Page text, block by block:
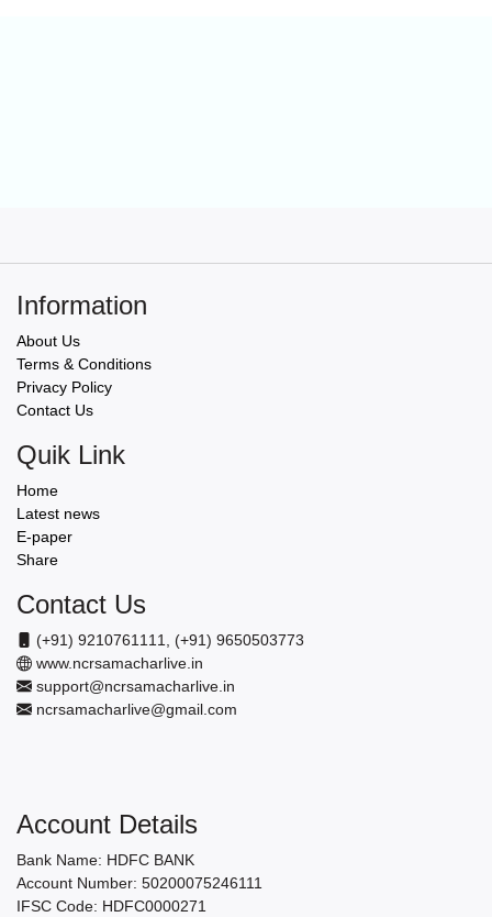
Information
About Us
Terms & Conditions
Privacy Policy
Contact Us
Quik Link
Home
Latest news
E-paper
Share
Contact Us
(+91) 9210761111, (+91) 9650503773
www.ncrsamacharlive.in
support@ncrsamacharlive.in
ncrsamacharlive@gmail.com
Account Details
Bank Name: HDFC BANK
Account Number: 50200075246111
IFSC Code: HDFC0000271